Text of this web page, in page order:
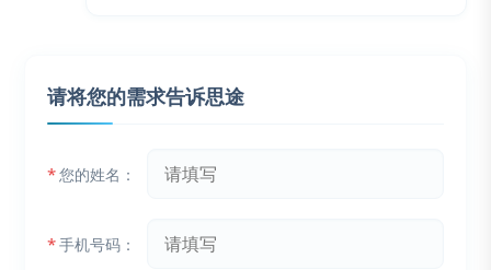
请将您的需求告诉思途
*您的姓名：
*手机号码：